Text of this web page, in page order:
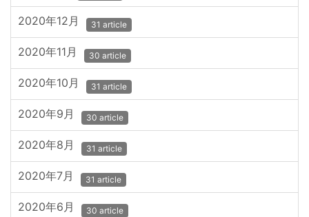
2020年12月 31 article
2020年11月 30 article
2020年10月 31 article
2020年9月 30 article
2020年8月 31 article
2020年7月 31 article
2020年6月 30 article